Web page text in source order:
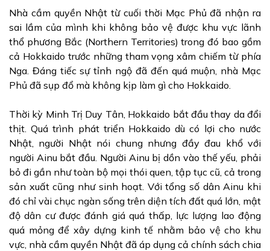
Nhà cầm quyền Nhật từ cuối thời Mạc Phủ đã nhận ra
sai lầm của mình khi không bảo vệ được khu vực lãnh
thổ phương Bắc (Northern Territories) trong đó bao gồm
cả Hokkaido trước những tham vọng xâm chiếm từ phía
Nga. Đáng tiếc sự tỉnh ngộ đã đến quá muộn, nhà Mạc
Phủ đã sụp đổ mà không kịp làm gì cho Hokkaido.
Thời kỳ Minh Trị Duy Tân, Hokkaido bắt đầu thay da đổi
thịt. Quá trình phát triển Hokkaido dù có lợi cho nước
Nhật, người Nhật nói chung nhưng đầy đau khổ với
người Ainu bắt đầu. Người Ainu bị dồn vào thế yếu, phải
bỏ đi gần như toàn bộ mọi thói quen, tập tục cũ, cả trong
sản xuất cũng như sinh hoạt. Với tổng số dân Ainu khi
đó chỉ vài chục ngàn sống trên diện tích đất quá lớn, mật
độ dân cư được đánh giá quá thấp, lực lượng lao động
quá mỏng để xây dựng kinh tế nhằm bảo vệ cho khu
vực, nhà cầm quyền Nhật đã áp dụng cả chính sách chia